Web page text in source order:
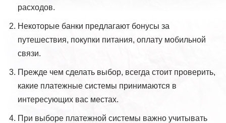
расходов.
Некоторые банки предлагают бонусы за
путешествия, покупки питания, оплату мобильной
связи.
Прежде чем сделать выбор, всегда стоит проверить,
какие платежные системы принимаются в
интересующих вас местах.
При выборе платежной системы важно учитывать